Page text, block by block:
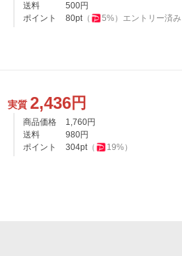
送料
500円
ポイント
80pt（ 5%） エントリー済み
実質 2,436円
商品価格 1,760円
送料
980円
ポイント
304pt（ 19%）